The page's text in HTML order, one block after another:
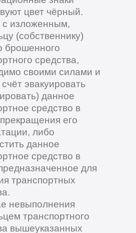
цвет чёрный.
с изложенным,
(собственнику)
брошенного
средства,
своими силами и
эвакуировать
данное
средство в
его
либо
данное
средство в
для
транспортных
невыполнения
транспортного
вышеуказанных